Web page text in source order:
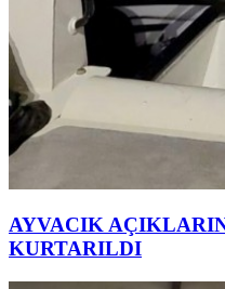
AYVACIK
KURTARILDI